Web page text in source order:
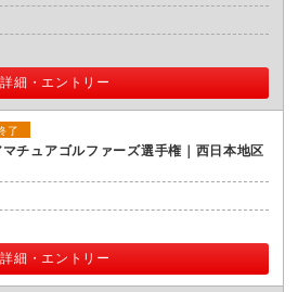
詳細・エントリー
了
チュアゴルファーズ選手権｜西日本地区
詳細・エントリー